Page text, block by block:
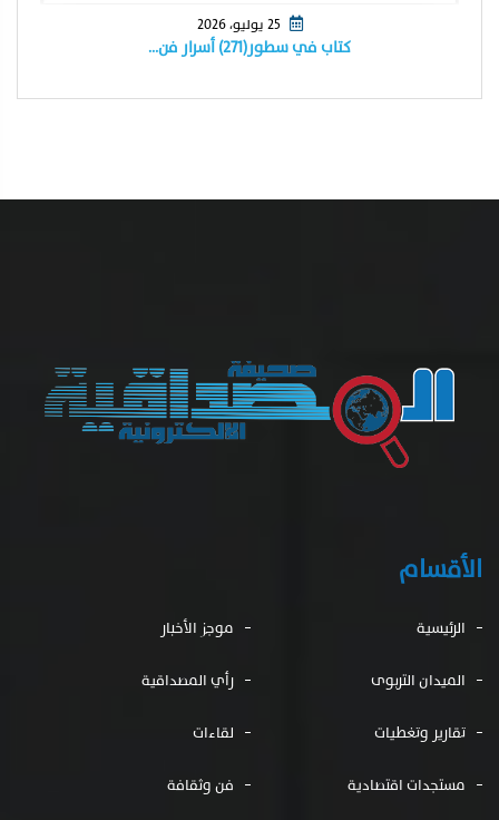
كتاب في سطور(٢٧١) أسرار فن…
الأقسام
الرئيسية موجز الأخبار
الميدان التربوى رأي المصداقية
تقارير وتغطيات لقاءات
مستجدات اقتصادية فن وثقافة